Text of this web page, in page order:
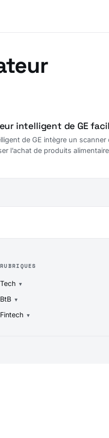
intelligent de GE
de GE intègre un
l’achat de produits
RUBRIQUES
Tech
BtB
Fintech